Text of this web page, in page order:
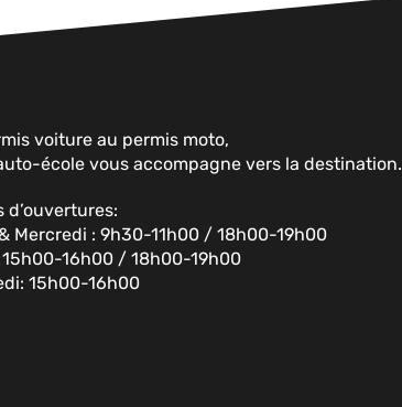
voiture au permis moto,
école vous accompagne vers la destination.
d’ouvertures:
Mercredi : 9h30-11h00 / 18h00-19h00
16h00 / 18h00-19h00
15h00-16h00